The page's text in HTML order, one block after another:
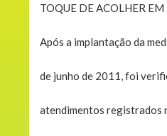
TOQUE DE ACOLHER
Após a implantação da
de junho de 2011, foi
atendimentos registrados